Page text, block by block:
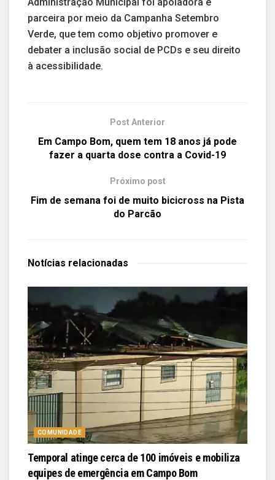
parceira por meio da Campanha Setembro
Verde, que tem como objetivo promover e
debater a inclusão social de PCDs e seu direito
à acessibilidade.
Post Anterior
Em Campo Bom, quem tem 18 anos já pode
fazer a quarta dose contra a Covid-19
Próximo post
Fim de semana foi de muito bicicross na Pista
do Parcão
Notícias relacionadas
COMUNIDADE
Temporal atinge cerca de 100 imóveis e mobiliza
equipes de emergência em Campo Bom